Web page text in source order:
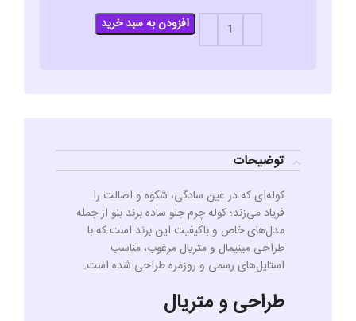
افزودن به سبد خرید
توضیحات
کوله‌ای که در عین سادگی، شکوه و اصالت را
فریاد می‌زند؛ کوله چرم جلو ساده برند بنو از جمله
مدل‌های خاص و باکیفیت این برند است که با
طراحی مینیمال و متریال مرغوب، مناسب
استایل‌های رسمی و روزمره طراحی شده است.
طراحی و متریال